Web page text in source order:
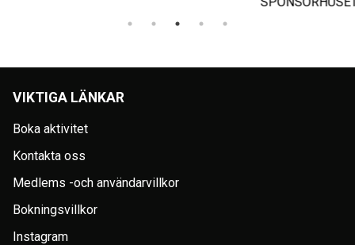
VIKTIGA LÄNKAR
Boka aktivitet
Kontakta oss
Medlems -och användarvillkor
Bokningsvillkor
Instagram